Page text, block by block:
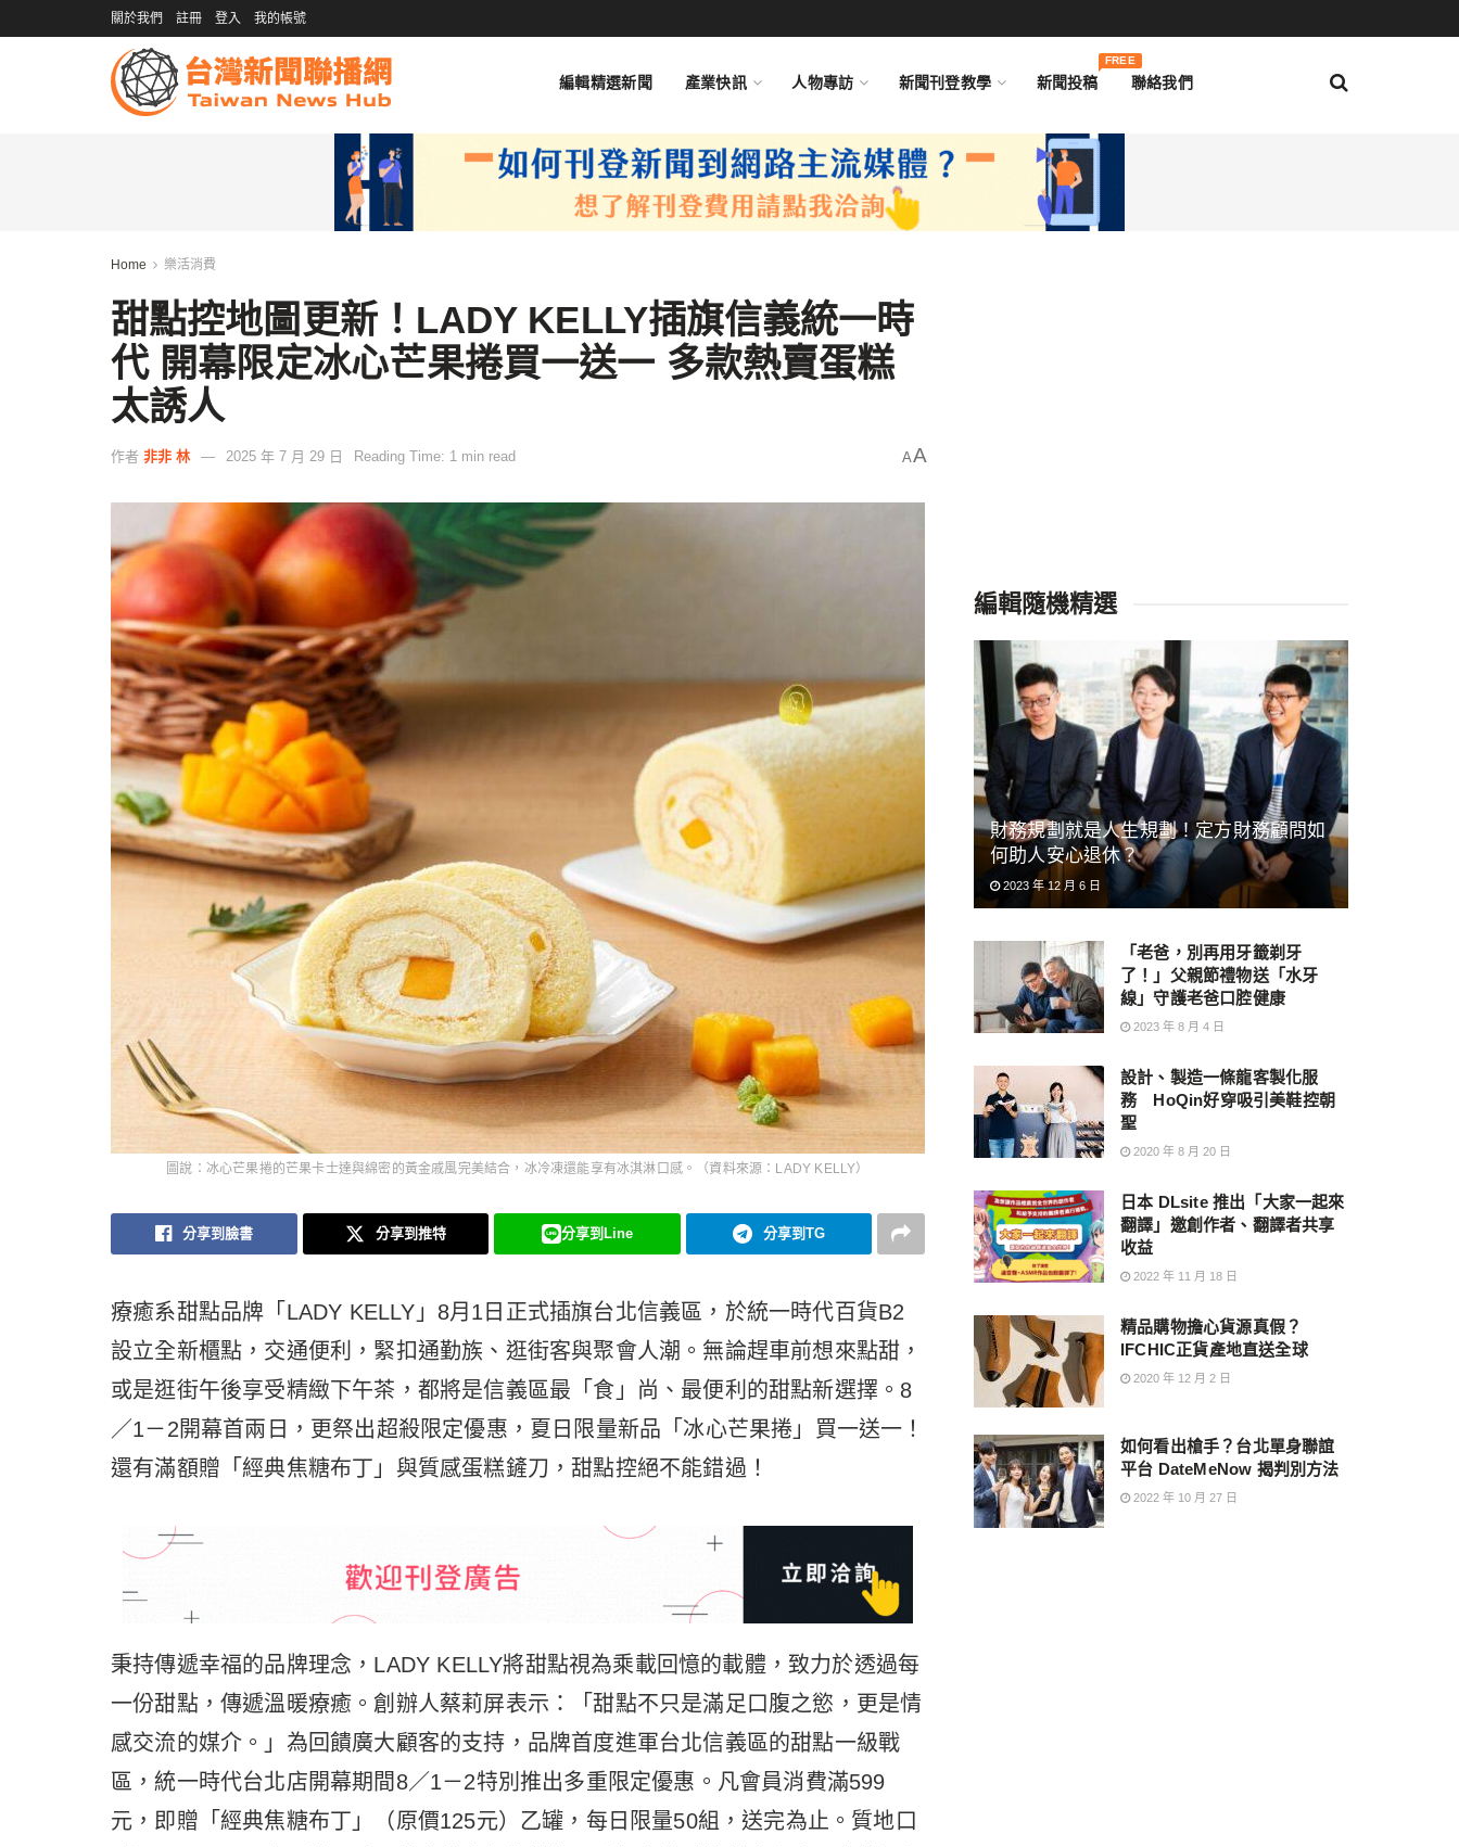
關於我們 註冊 登入 我的帳號
編輯精選新聞 產業快訊 人物專訪 新聞刊登教學 新聞投稿
FREE
聯絡我們
Home 樂活消費
甜點控地圖更新！LADY KELLY插旗信義統一時
代 開幕限定冰心芒果捲買一送一 多款熱賣蛋糕
太誘人
作者 非非 林 2025 年 7 月 29 日 Reading Time: 1 min read AA
圖說：冰心芒果捲的芒果卡士達與綿密的黃金戚風完美結合，冰冷凍還能享有冰淇淋口感。（資料來源：LADY KELLY）
分享到臉書 分享到推特 分享到Line 分享到TG
療癒系甜點品牌「LADY KELLY」8月1日正式插旗台北信義區，於統一時代百貨B2
設立全新櫃點，交通便利，緊扣通勤族、逛街客與聚會人潮。無論趕車前想來點甜，
或是逛街午後享受精緻下午茶，都將是信義區最「食」尚、最便利的甜點新選擇。8
／1－2開幕首兩日，更祭出超殺限定優惠，夏日限量新品「冰心芒果捲」買一送一！
還有滿額贈「經典焦糖布丁」與質感蛋糕鏟刀，甜點控絕不能錯過！
秉持傳遞幸福的品牌理念，LADY KELLY將甜點視為乘載回憶的載體，致力於透過每
一份甜點，傳遞溫暖療癒。創辦人蔡莉屏表示：「甜點不只是滿足口腹之慾，更是情
感交流的媒介。」為回饋廣大顧客的支持，品牌首度進軍台北信義區的甜點一級戰
區，統一時代台北店開幕期間8／1－2特別推出多重限定優惠。凡會員消費滿599
元，即贈「經典焦糖布丁」（原價125元）乙罐，每日限量50組，送完為止。質地口
編輯隨機精選
財務規劃就是人生規劃！定方財務顧問如
何助人安心退休？
2023 年 12 月 6 日
「老爸，別再用牙籤剃牙
了！」父親節禮物送「水牙
線」守護老爸口腔健康
2023 年 8 月 4 日
設計、製造一條龍客製化服
務 HoQin好穿吸引美鞋控朝
聖
2020 年 8 月 20 日
日本 DLsite 推出「大家一起來
翻譯」邀創作者、翻譯者共享
收益
2022 年 11 月 18 日
精品購物擔心貨源真假？
IFCHIC正貨產地直送全球
2020 年 12 月 2 日
如何看出槍手？台北單身聯誼
平台 DateMeNow 揭判別方法
2022 年 10 月 27 日